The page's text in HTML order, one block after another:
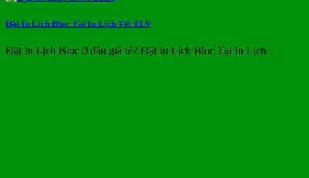
Đặt In Lịch Bloc Tại In Lịch Tết TLV
Đặt In Lịch Bloc ở đâu giá rẻ? Đặt In Lịch Bloc Tại In Lịch